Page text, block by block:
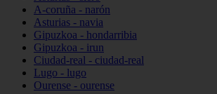
A-coruña - narón
Asturias - navia
Gipuzkoa - hondarribia
Gipuzkoa - irun
Ciudad-real - ciudad-real
Lugo - lugo
Ourense - ourense